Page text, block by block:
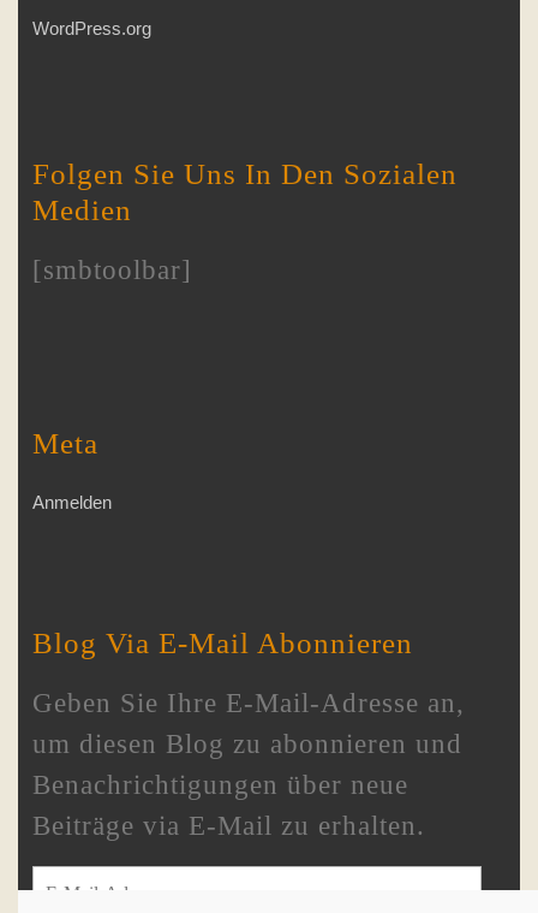
WordPress.org
Folgen Sie Uns In Den Sozialen
Medien
[smbtoolbar]
Meta
Anmelden
Blog Via E-Mail Abonnieren
Geben Sie Ihre E-Mail-Adresse an,
um diesen Blog zu abonnieren und
Benachrichtigungen über neue
Beiträge via E-Mail zu erhalten.
E-Mail-Adresse